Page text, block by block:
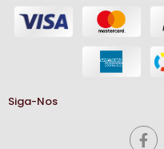
Siga-Nos